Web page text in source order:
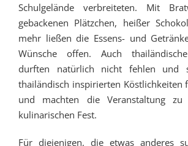
Schulgelände verbreiteten. Mit
gebackenen Plätzchen, heißer
mehr ließen die Essens- und
Wünsche offen. Auch
durften natürlich nicht fehlen und
thailändisch inspirierten Köstlichkeiten
und machten die Veranstaltung zu
kulinarischen Fest.
Für diejenigen, die etwas anderes